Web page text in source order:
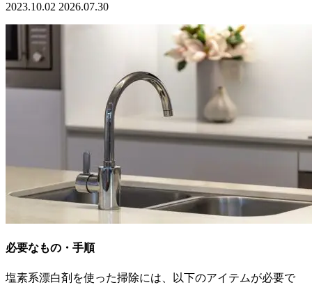
2023.10.02 2026.07.30
必要なもの・手順
塩素系漂白剤を使った掃除には、以下のアイテムが必要で